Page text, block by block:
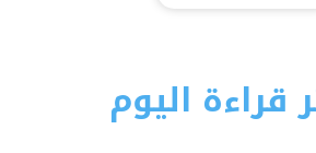
قراءة اليوم